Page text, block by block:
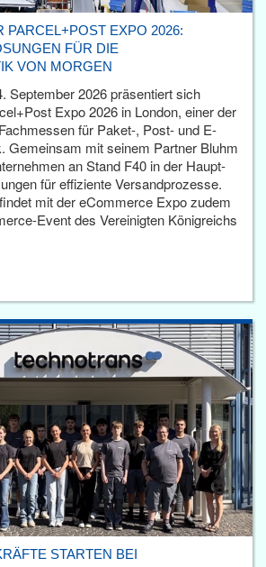
PARCEL+POST EXPO 2026:
FÜR DIE
VON MORGEN
September 2026 präsentiert sich
Expo 2026 in London, einer der
für Paket-, Post- und E-
Gemeinsam mit seinem Partner Bluhm
an Stand F40 in der Haupt­
für effiziente Versandprozesse.
mit der eCommerce Expo zudem
Event des Vereinigten Königreichs
STARTEN BEI